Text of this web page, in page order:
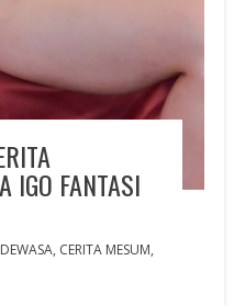
IGO FANTASI
, CERITA MESUM,